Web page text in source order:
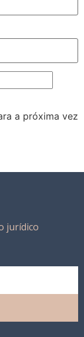
a próxima vez
jurídico